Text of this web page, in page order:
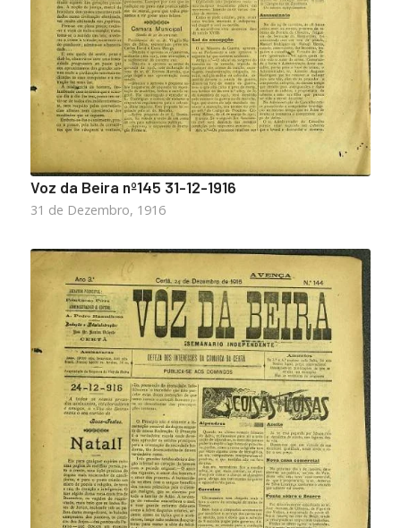
Voz da Beira nº145 31-12-1916
31 de Dezembro, 1916